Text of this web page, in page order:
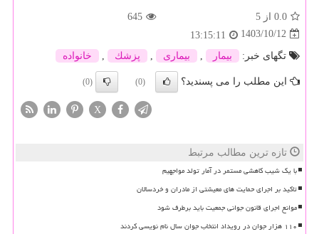
0.0 از 5
645
1403/10/12
13:15:11
تگهای خبر:
بیمار بیماری پزشك خانواده
این مطلب را می پسندید؟ (0)
(0)
X
تازه ترین مطالب مرتبط
با یک شیب کاهشی مستمر در آمار تولد مواجهیم
تاکید بر اجرای حمایت های معیشتی از مادران و خردسالان
موانع اجرای قانون جوانی جمعیت باید برطرف شود
۱۱۰ هزار جوان در رویداد انتخاب جوان سال نام نویسی کردند